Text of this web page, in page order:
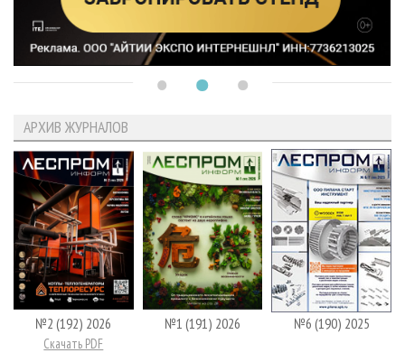
АРХИВ ЖУРНАЛОВ
№2 (192) 2026
Скачать PDF
№1 (191) 2026 №6 (190) 2025